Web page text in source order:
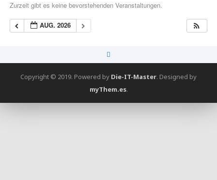
Zurzeit gibt es keine bevorstehenden Veranstaltungen.
AUG. 2026
Copyright © 2019. Powered by Die-IT-Master. Designed by
myThem.es.